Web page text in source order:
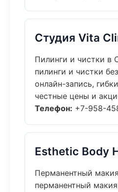
Студия Vita
Пилинги и чистки в
пилинги и чистки
онлайн-запись,
честные цены и
Телефон: +7-958-
Esthetic Body
Перманентный
перманентный